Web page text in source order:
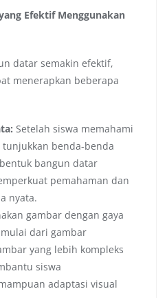
Efektif Menggunakan
datar semakin efektif,
menerapkan beberapa
Setelah siswa memahami
benda-benda
bangun datar
pemahaman dan
nyata.
gambar dengan gaya
dari gambar
yang lebih kompleks
siswa
adaptasi visual